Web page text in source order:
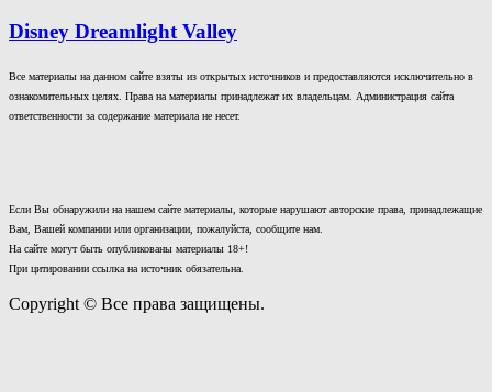
Disney Dreamlight Valley
Все материалы на данном сайте взяты из открытых источников и предоставляются исключительно в
ознакомительных целях. Права на материалы принадлежат их владельцам. Администрация сайта
ответственности за содержание материала не несет.
Если Вы обнаружили на нашем сайте материалы, которые нарушают авторские права, принадлежащие
Вам, Вашей компании или организации, пожалуйста, сообщите нам.
На сайте могут быть опубликованы материалы 18+!
При цитировании ссылка на источник обязательна.
Copyright © Все права защищены.